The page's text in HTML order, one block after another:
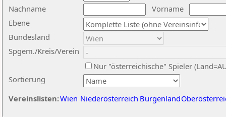
Nachname
Vorname
Ebene
Sortierung
Bundesland
Spgem./Kreis/Verein
Nur "österreichische" Spieler
Vereinslisten:Wien Niederösterreich Burgenland